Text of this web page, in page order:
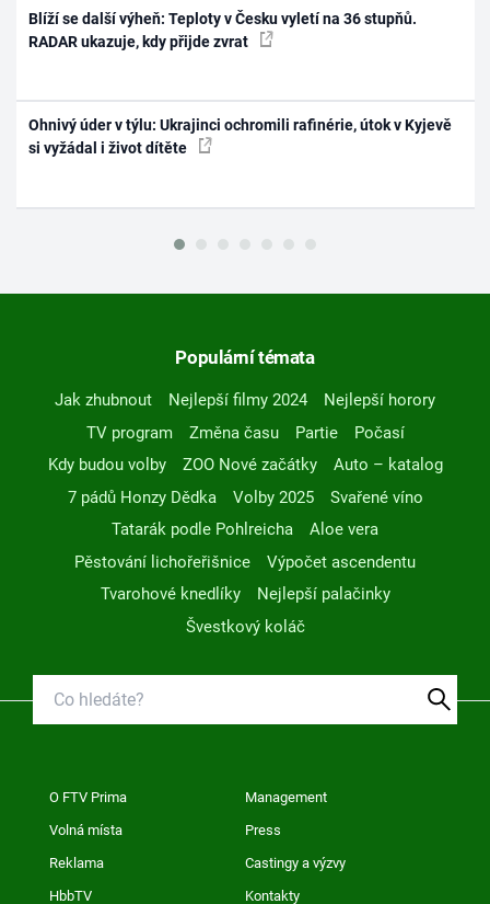
Blíží se další výheň: Teploty v Česku vyletí na 36 stupňů.
RADAR ukazuje, kdy přijde zvrat
Ohnivý úder v týlu: Ukrajinci ochromili rafinérie, útok v Kyjevě
si vyžádal i život dítěte
Populární témata
Jak zhubnout Nejlepší filmy 2024
Nejlepší horory
TV program
Změna času Partie
Počasí
Kdy budou volby
ZOO Nové začátky
Auto – katalog
7 pádů Honzy Dědka
Volby 2025
Svařené víno
Tatarák podle Pohlreicha
Aloe vera
Pěstování lichořeřišnice
Výpočet ascendentu
Tvarohové knedlíky
Nejlepší palačinky
Švestkový koláč
O FTV Prima Management
Volná místa Press
Reklama Castingy a výzvy
HbbTV Kontakty